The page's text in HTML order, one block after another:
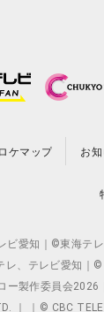
ロケマップ お
愛知｜©東海
、テレビ愛知
作委員会
｜ ｜© CBC